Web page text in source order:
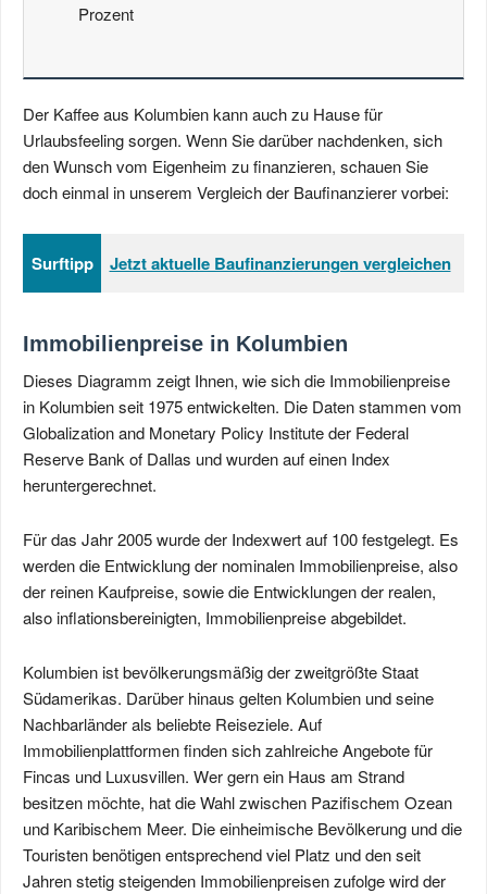
Prozent
Der Kaffee aus Kolumbien kann auch zu Hause für
Urlaubsfeeling sorgen. Wenn Sie darüber nachdenken, sich
den Wunsch vom Eigenheim zu finanzieren, schauen Sie
doch einmal in unserem Vergleich der Baufinanzierer vorbei:
Surftipp Jetzt aktuelle Baufinanzierungen vergleichen
Immobilienpreise in Kolumbien
Dieses Diagramm zeigt Ihnen, wie sich die Immobilienpreise
in Kolumbien seit 1975 entwickelten. Die Daten stammen vom
Globalization and Monetary Policy Institute der Federal
Reserve Bank of Dallas und wurden auf einen Index
heruntergerechnet.
Für das Jahr 2005 wurde der Indexwert auf 100 festgelegt. Es
werden die Entwicklung der nominalen Immobilienpreise, also
der reinen Kaufpreise, sowie die Entwicklungen der realen,
also inflationsbereinigten, Immobilienpreise abgebildet.
Kolumbien ist bevölkerungsmäßig der zweitgrößte Staat
Südamerikas. Darüber hinaus gelten Kolumbien und seine
Nachbarländer als beliebte Reiseziele. Auf
Immobilienplattformen finden sich zahlreiche Angebote für
Fincas und Luxusvillen. Wer gern ein Haus am Strand
besitzen möchte, hat die Wahl zwischen Pazifischem Ozean
und Karibischem Meer. Die einheimische Bevölkerung und die
Touristen benötigen entsprechend viel Platz und den seit
Jahren stetig steigenden Immobilienpreisen zufolge wird der